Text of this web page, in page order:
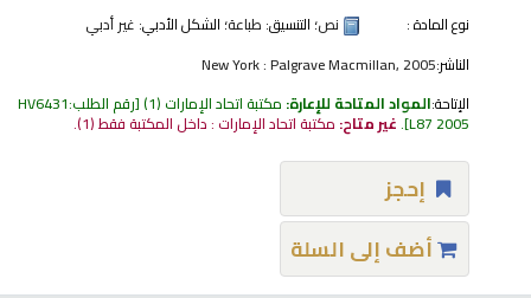
نوع المادة :
نص؛ التنسيق: طباعة؛ الشكل الأدبي: غير أدبي
الناشر:New York : Palgrave Macmillan, 2005
الإتاحة:المواد المتاحة للإعارة: مكتبة اتحاد الإمارات (1) رقم الطلب:HV6431
L87 2005
.غير متاح: مكتبة اتحاد الإمارات : داخل المكتبة فقط(1).
إحجز
أضف إلى السلة